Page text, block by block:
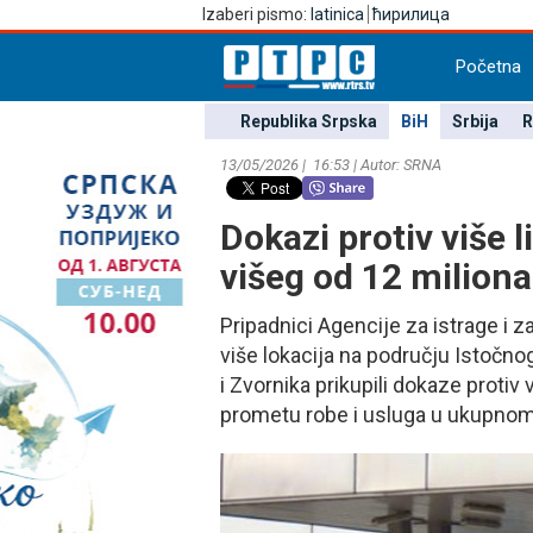
Izaberi pismo: latinica ћирилица
Početna
Republika Srpska BiH Srbija
13/05/2026 | 16:53 | Autor: SRNA
Dokazi protiv više
višeg od 12
Pripadnici Agencije za istrage i
više lokacija na području
i Zvornika prikupili dokaze protiv
prometu robe i usluga u